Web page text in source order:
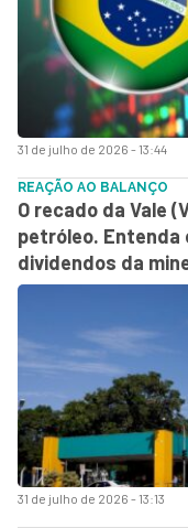
31 de julho de 2026 - 13:44
31 de julho de 2026 - 13:13
REAÇÃO AO BALANÇO
O recado da Vale
petróleo. Entenda
dividendos da